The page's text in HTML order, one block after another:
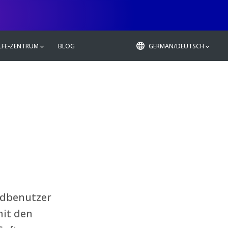
ZENTRUM BLOG GERMAN/DEUTSCH
den